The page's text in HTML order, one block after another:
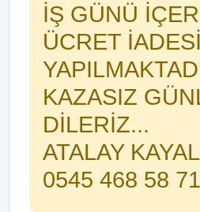
İŞ GÜNÜ
ÜCRET İADESİ
KAZASIZ
DİLERİZ...
ATALAY
0545 468 58 71